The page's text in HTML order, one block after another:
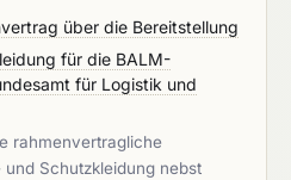
über die Bereitstellung
für die BALM-
für Logistik und
rahmenvertragliche
Schutzkleidung nebst